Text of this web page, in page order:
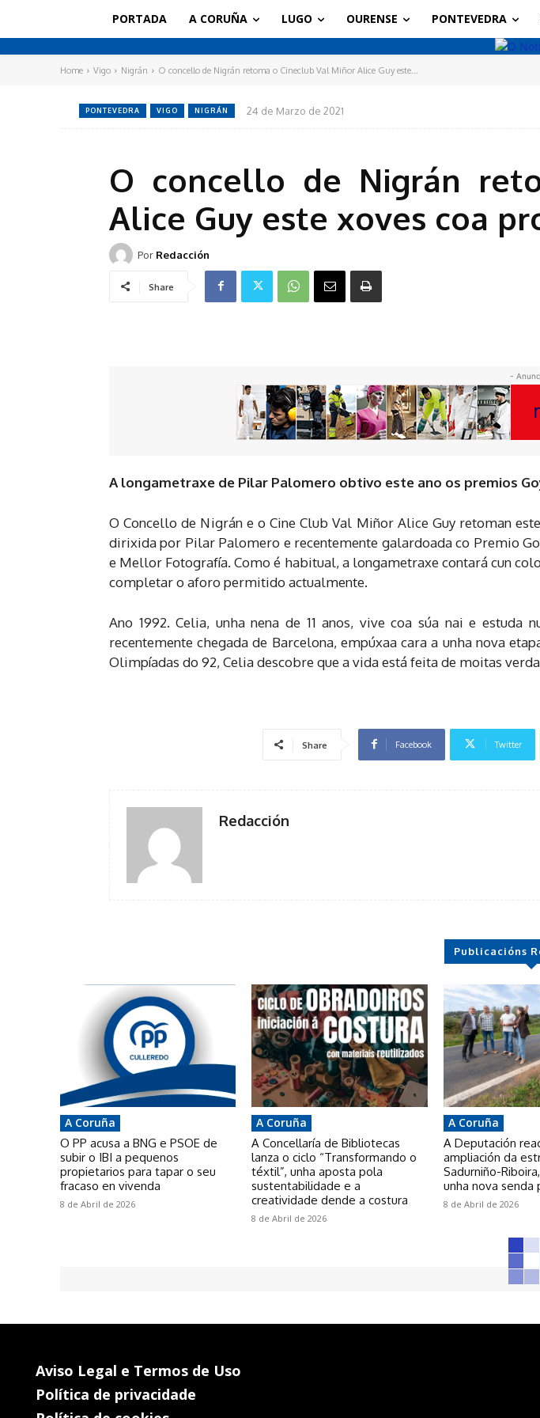
PORTADA A CORUÑA LUGO OURENSE PONTEVEDRA
Home Vigo Nigrán O concello de Nigrán retoma o Cineclub Val Miñor Alice Guy este...
PONTEVEDRA VIGO NIGRÁN 24 de Marzo de 2021
O concello de Nigrán
Alice Guy este xoves coa
Por Redacción
Share
-
A longametraxe de Pilar Palomero obtivo este ano os premios
O Concello de Nigrán e o Cine Club Val Miñor Alice Guy retoman
dirixida por Pilar Palomero e recentemente galardoada co Premio
e Mellor Fotografía. Como é habitual, a longametraxe contará cun
completar o aforo permitido actualmente.
Ano 1992. Celia, unha nena de 11 anos, vive coa súa nai e
recentemente chegada de Barcelona, empúxaa cara a unha nova
Olimpíadas do 92, Celia descobre que a vida está feita de moitas
Share Facebook Twitter
Redacción
Publicacións
A Coruña
O PP acusa a BNG e PSOE de
subir o IBI a pequenos
propietarios para tapar o seu
fracaso en vivenda
8 de Abril de 2026
A Coruña
A Concellaría de Bibliotecas
lanza o ciclo “Transformando o
téxtil”, unha aposta pola
sustentabilidade e a
creatividade dende a costura
8 de Abril de 2026
A Coruña
A Deputación
ampliación da
Sadurniño-
unha nova senda
8 de Abril de 2026
Aviso Legal e Termos de Uso
Política de privacidade